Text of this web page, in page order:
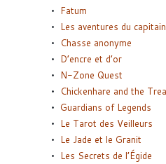
Fatum
Les aventures du
Chasse anonyme
D’encre et d’or
N-Zone Quest
Chickenhare and the
Guardians of Legends
Le Tarot des Veilleurs
Le Jade et le Granit
Les Secrets de l’Égide